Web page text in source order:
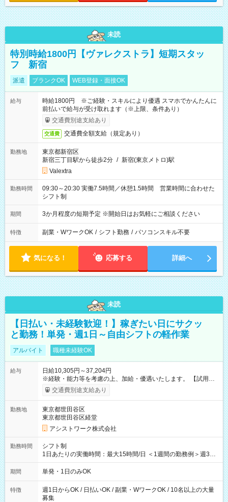
未読
特別時給1800円【ヴァレクストラ】短期スタッ
フ 新宿
派遣 ブランクOK WEB登録・面接OK
給与
時給1800円 ※ご経験・スキルにより優遇 スマホでかんたんに
前払いで給与が受け取れます（※上限、条件あり）
交通費別途支給あり
交通費 交通費全額支給（規定あり）
勤務地
東京都新宿区
新宿三丁目駅から徒歩2分 / 新宿(東京メトロ)駅
Valextra
勤務時間
09:30～20:30 実働7.5時間／休憩1.5時間 営業時間に合わせた
シフト制
期間 3か月程度の短期予定 ※開始日はお気軽にご相談ください
特徴 副業・WワークOK / シフト勤務 / パソコンスキル不要
気になる！ 応募する 詳細へ
未読
【日払い・未経験歓迎！】稼ぎたい日にサクッ
と勤務！単発・週1日～自由シフトの軽作業
アルバイト 職種未経験OK
給与
日給10,305円～37,204円
※経験・能力等を考慮の上、加給・優遇いたします。 【試用期
間】試用期間なし
交通費別途支給あり
勤務地
東京都世田谷区
東京都世田谷区経堂
アシストワーク株式会社
勤務時間
シフト制
1日あたりの実働時間：最大15時間/日 ＜1週間の勤務例＞週3回
勤務 勤務：月・水・金 休み：火・木・土・日 好きな時にお仕事
可能です！ ※1日あたりの最大実働時間は日勤、夜勤共に勤務し
期間 単発・1日のみOK
特徴
週1日からOK / 日払いOK / 副業・WワークOK / 10名以上の大量
募集